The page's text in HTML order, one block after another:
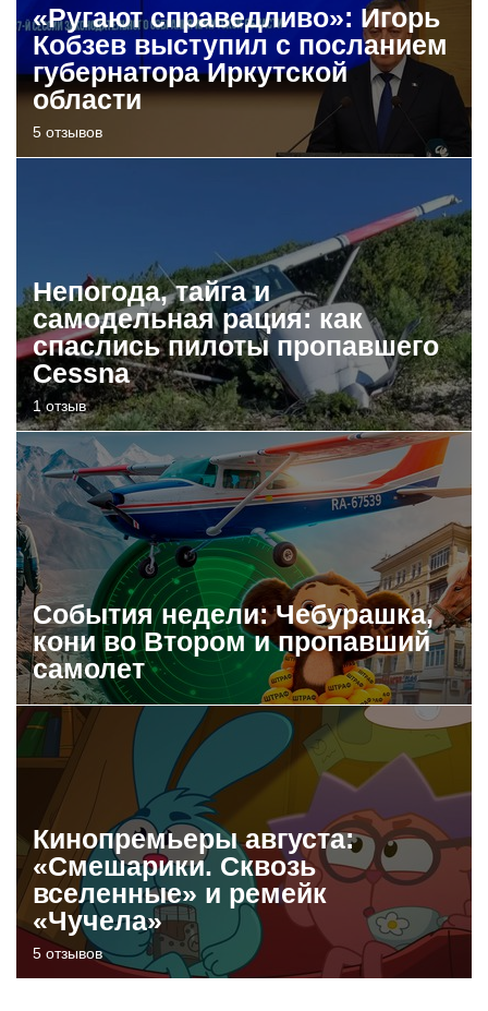
«Ругают справедливо»: Игорь
Кобзев выступил с посланием
губернатора Иркутской
области
5 отзывов
Непогода, тайга и
самодельная рация: как
спаслись пилоты пропавшего
Cessna
1 отзыв
События недели: Чебурашка,
кони во Втором и пропавший
самолет
Кинопремьеры августа:
«Смешарики. Сквозь
вселенные» и ремейк
«Чучела»
5 отзывов